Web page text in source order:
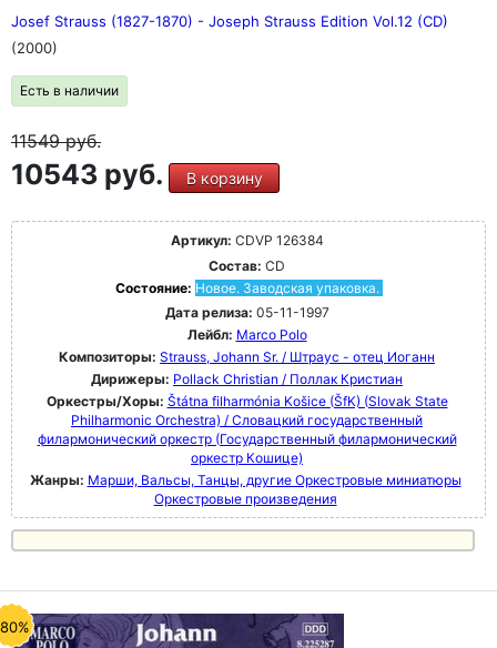
Josef Strauss (1827-1870) - Joseph Strauss Edition Vol.12 (CD)
(2000)
Есть в наличии
11549руб.
10543 руб. В корзину
Артикул: CDVP 126384
Состав: CD
Состояние: Новое. Заводская упаковка.
Дата релиза: 05-11-1997
Лейбл: Marco Polo
Композиторы: Strauss, Johann Sr. / Штраус - отец Иоганн
Дирижеры: Pollack Christian / Поллак Кристиан
Оркестры/Хоры: Štátna filharmónia Košice (ŠfK) (Slovak State
Philharmonic Orchestra) / Словацкий государственный
филармонический оркестр (Государственный филармонический
оркестр Кошице)
Жанры: Марши, Вальсы, Танцы, другие Оркестровые миниатюры
Оркестровые произведения